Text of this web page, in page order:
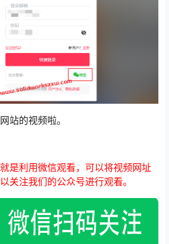
站的视频啦。
是利用微信观看，可以将视频网址
关注我们的公众号进行观看。